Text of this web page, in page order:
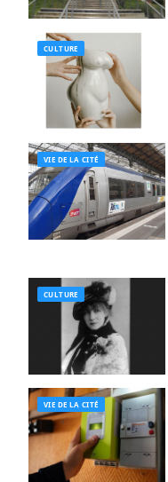
CULTURE
VIE DE LA CITÉ
CULTURE
VIE DE LA CITÉ